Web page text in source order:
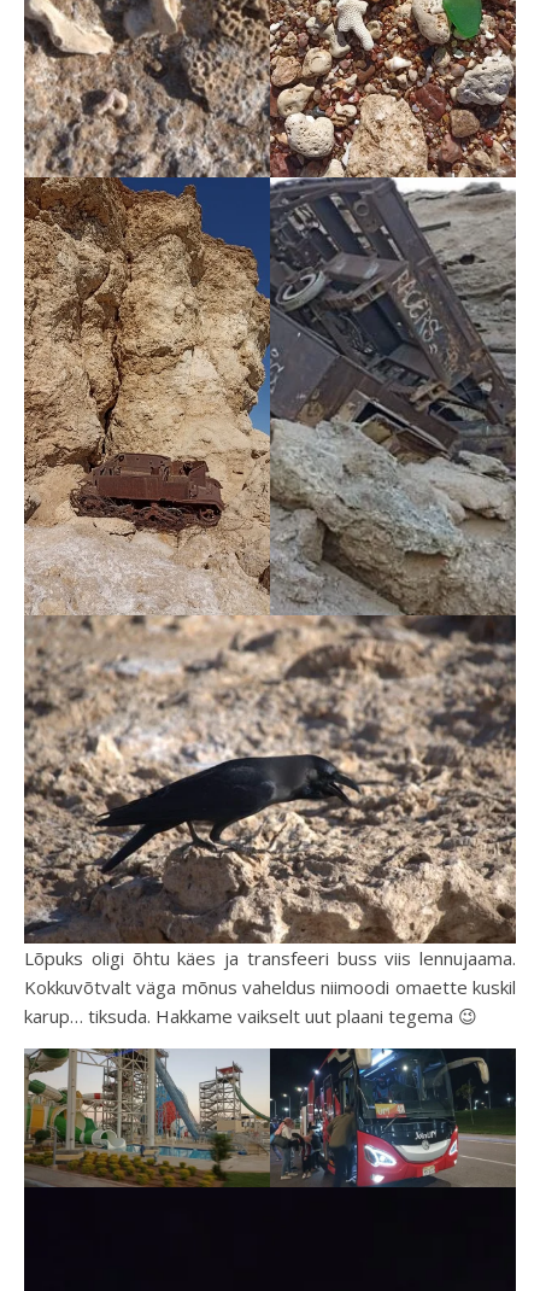
Lõpuks oligi õhtu käes ja transfeeri buss viis lennujaama.
Kokkuvõtvalt väga mõnus vaheldus niimoodi omaette kuskil
karup… tiksuda. Hakkame vaikselt uut plaani tegema 😉